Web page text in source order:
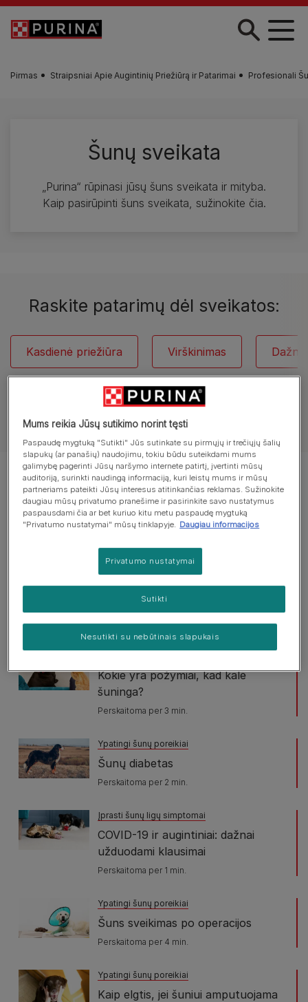
Pereiti į pagrindinį turinį
Pirmas Straipsniai Apie Augintinių Priežiūrą ir Patarimai Profesionali
Šunų sveikata
„Purina“ rūpinasi jūsų šuns sveikata ir mityba.
Kaip pasirūpinti šuns sveikata, sužinokite čia.
Raskite patarimų dėl sveikatos:
Kasdienė priežiūra Virškinimas Dažni
Žiūrėti visus straipsnius apie šunis
Rodomi 11 iš 11 straipsnių
Populiarūs straipsniai:
Šunų erkės: kaip jas atpažinti ir
Perskaitoma per 3 min.
Kokie yra požymiai, kad kalė
šuninga?
Perskaitoma per 3 min.
Ypatingi šunų poreikiai
Šunų diabetas
Perskaitoma per 2 min.
Įprasti šunų ligų simptomai
COVID-19 ir augintiniai: dažnai
užduodami klausimai
Perskaitoma per 1 min.
Ypatingi šunų poreikiai
Šuns sveikimas po operacijos
Perskaitoma per 4 min.
Ypatingi šunų poreikiai
Kaip elgtis, jei šuniui amputuojama
Mums reikia Jūsų sutikimo norint tęsti
Paspaudę mygtuką "Sutikti" Jūs sutinkate su pirmųjų ir trečiųjų šalių
slapukų (ar panašių) naudojimu, tokiu būdu suteikdami mums
galimybę pagerinti Jūsų naršymo internete patirtį, įvertinti mūsų
auditoriją, surinkti naudingą informaciją, kuri leistų mums ir mūsų
partneriams pateikti Jūsų interesus atitinkančias reklamas. Sužinokite
daugiau mūsų privatumo pranešime ir pasirinkite savo nustatymus
paspausdami čia ar bet kuriuo kitu metu paspaudę mygtuką
"Privatumo nustatymai" mūsų tinklapyje.
Daugiau informacijos
Privatumo nustatymai
Nesutikti su nebūtinais slapukais
Sutikti